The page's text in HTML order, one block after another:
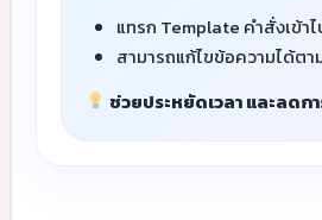
แทรก Template คำสั่งเข้า
สามารถแก้ไขข้อความได้ตา
ช่วยประหยัดเวลา และลดก